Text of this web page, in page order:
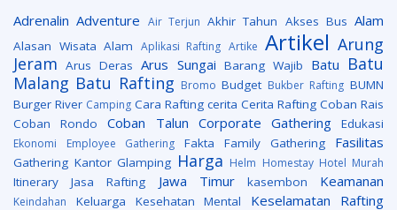
Adrenalin Adventure Air Terjun Akhir Tahun Akses Bus Alam
Alasan Wisata Alam Aplikasi Rafting Artike Artikel Arung
Jeram Arus Deras Arus Sungai Barang Wajib Batu Batu
Malang Batu Rafting Bromo Budget Bukber Rafting BUMN
Burger River Camping Cara Rafting cerita Cerita Rafting Coban Rais
Coban Rondo
Coban Talun Corporate Gathering Edukasi
Ekonomi Employee Gathering Fakta Family Gathering Fasilitas
Gathering Kantor Glamping Harga Helm Homestay Hotel Murah
Itinerary Jasa Rafting Jawa Timur kasembon Keamanan
Keindahan Keluarga Kesehatan Mental Keselamatan Rafting